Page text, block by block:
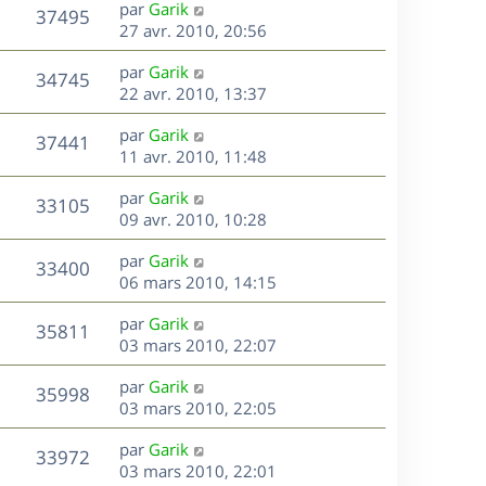
n
i
e
r
m
e
s
s
a
g
e
37495V
u
D
e
r
n
i
e
r
m
e
s
s
a
g
e
par Garik
27 avr. 2010, 20:56
34745V
u
D
e
r
n
i
e
r
m
e
s
s
a
g
e
par Garik
22 avr. 2010, 13:37
37441
u
s
D
e
r
n
i
e
r
m
e
s
s
a
g
e
par Garik
11 avr. 2010, 11:48
33105V
u
D
e
r
n
i
e
r
m
e
s
s
a
g
e
par Garik
09 avr. 2010, 10:28
33400V
u
s
D
e
r
n
i
e
r
m
e
s
s
par Garik
06 mars 2010, 14:15
35811
u
e
s
D
e
r
n
i
e
r
m
par Garik
03 mars 2010, 22:07
35998V
u
e
D
e
r
n
i
par Garik
03 mars 2010, 22:05
33972V
D
e
par Garik
03 mars 2010, 22:01